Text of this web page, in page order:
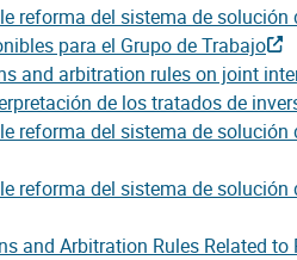
reforma del sistema de
para el Grupo de Trabajo
and arbitration rules on joint
de los tratados de
reforma del sistema de
reforma del sistema de
and Arbitration Rules Related